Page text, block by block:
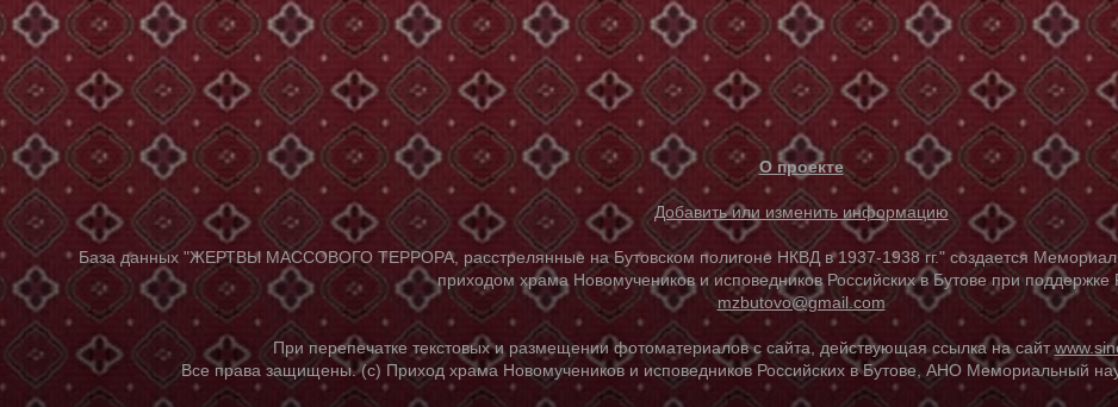
О проекте
Добавить или изменить информацию
База данных "ЖЕРТВЫ МАССОВОГО ТЕРРОРА, расстрелянные на Бутовском полигоне НКВД в 1937-1938 гг." создается
приходом храма Новомучеников и исповедников Российских в Бутове при
mzbutovo@gmail.com
При перепечатке текстовых и размещении фотоматериалов с сайта, действующая ссылка на сайт
Все права защищены. (с) Приход храма Новомучеников и исповедников Российских в Бутове, АНО Мемориальный